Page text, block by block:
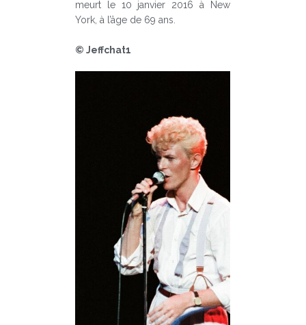
meurt le 10 janvier 2016 à New
York, à l’âge de 69 ans.
© Jeffchat1